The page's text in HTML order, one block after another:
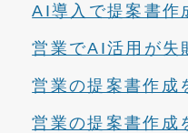
AI導入で提案書作
営業でAI活用が失
営業の提案書作成
営業の提案書作成